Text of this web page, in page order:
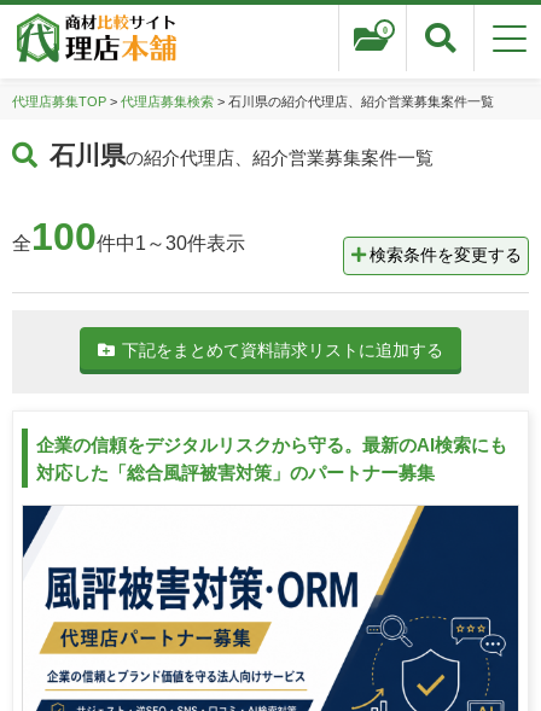
0
代理店募集TOP> 代理店募集検索> 石川県の紹介代理店、紹介営業募集案件一覧
石川県の紹介代理店、紹介営業募集案件一覧
全100件中1～30件表示
検索条件を変更する
下記をまとめて資料請求リストに追加する
企業の信頼をデジタルリスクから守る。最新のAI検索にも
対応した「総合風評被害対策」のパートナー募集